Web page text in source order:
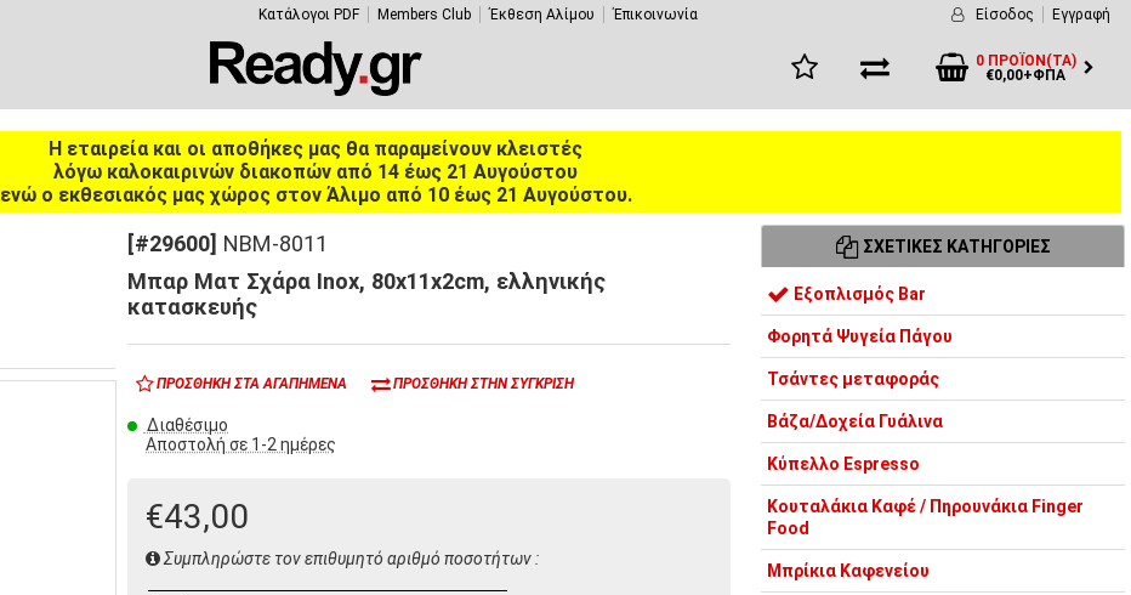
Κατάλογοι PDF Members Club Έκθεση Αλίμου Έπικοινωνία Είσοδος Εγγραφή
0 ΠΡΟΪΌΝ(ΤΑ)
€0,00+ΦΠΑ
Η εταιρεία και οι αποθήκες μας θα παραμείνουν κλειστές
λόγω καλοκαιρινών διακοπών από 14 έως 21 Αυγούστου
ενώ ο εκθεσιακός μας χώρος στον Άλιμο από 10 έως 21 Αυγούστου.
[#29600] NBM-8011
Μπαρ Ματ Σχάρα Inox, 80x11x2cm, ελληνικής
κατασκευής
ΠΡΟΣΘΉΚΗ ΣΤΑ ΑΓΑΠΗΜΈΝΑ ΠΡΟΣΘΉΚΗ ΣΤΗΝ ΣΎΓΚΡΙΣΗ
Διαθέσιμο
Αποστολή σε 1-2 ημέρες
€43,00
Συμπληρώστε τον επιθυμητό αριθμό ποσοτήτων :
ΣΧΕΤΙΚΈΣ ΚΑΤΗΓΟΡΊΕΣ
Εξοπλισμός Bar
Φορητά Ψυγεία Πάγου
Τσάντες μεταφοράς
Βάζα/Δοχεία Γυάλινα
Κύπελλο Espresso
Κουταλάκια Καφέ / Πηρουνάκια Finger
Food
Μπρίκια Καφενείου